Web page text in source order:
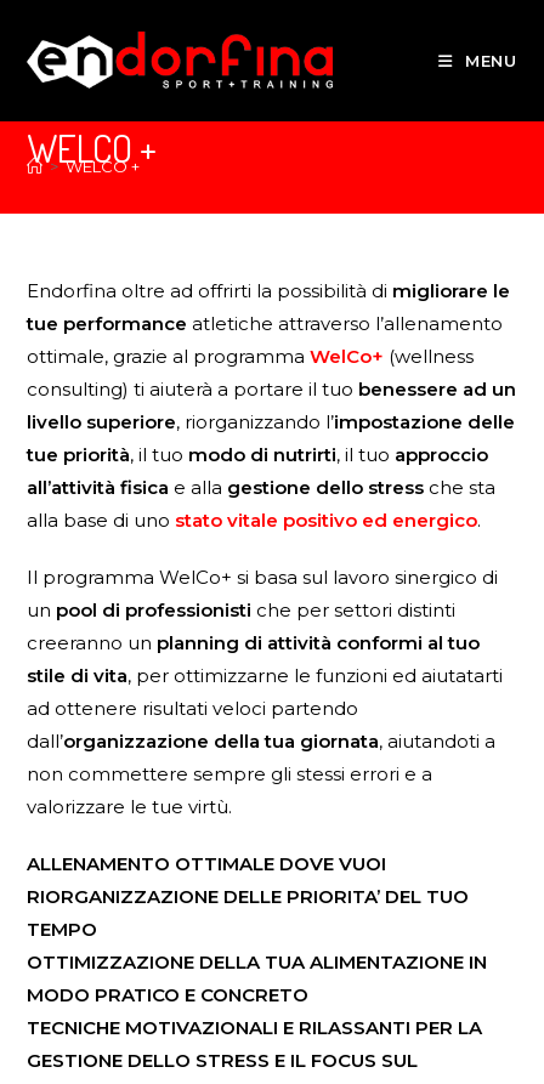
MENU
WELCO +
> WELCO +
Endorfina oltre ad offrirti la possibilità di migliorare le
tue performance atletiche attraverso l’allenamento
ottimale, grazie al programmaWelCo+ (wellness
consulting) ti aiuterà a portare il tuo benessere ad un
livello superiore, riorganizzando l’impostazione delle
tue priorità, il tuo modo di nutrirti, il tuo approccio
all’attività fisica e alla gestione dello stress che sta
alla base di uno stato vitale positivo ed energico.
Il programma WelCo+ si basa sul lavoro sinergico di
un pool di professionisti che per settori distinti
creeranno un planning di attività conformi al tuo
stile di vita, per ottimizzarne le funzioni ed aiutatarti
ad ottenere risultati veloci partendo
dall’organizzazione della tua giornata, aiutandoti a
non commettere sempre gli stessi errori e a
valorizzare le tue virtù.
ALLENAMENTO OTTIMALE DOVE VUOI
RIORGANIZZAZIONE DELLE PRIORITA’ DEL TUO
TEMPO
OTTIMIZZAZIONE DELLA TUA ALIMENTAZIONE IN
MODO PRATICO E CONCRETO
TECNICHE MOTIVAZIONALI E RILASSANTI PER LA
GESTIONE DELLO STRESS E IL FOCUS SUL